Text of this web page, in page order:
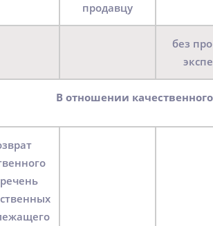
продавцу
без
В отношении